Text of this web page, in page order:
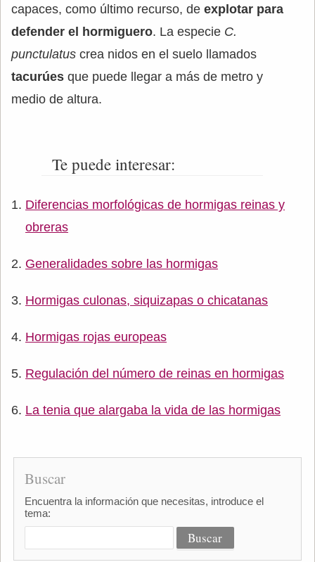
capaces, como último recurso, de explotar para
defender el hormiguero. La especie C.
punctulatus crea nidos en el suelo llamados
tacurúes que puede llegar a más de metro y
medio de altura.
Te puede interesar:
Diferencias morfológicas de hormigas reinas y
obreras
Generalidades sobre las hormigas
Hormigas culonas, siquizapas o chicatanas
Hormigas rojas europeas
Regulación del número de reinas en hormigas
La tenia que alargaba la vida de las hormigas
Buscar
Encuentra la información que necesitas, introduce el
tema: